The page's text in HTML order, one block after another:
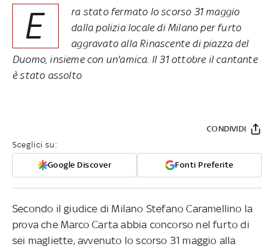
E
ra stato fermato lo scorso 31 maggio
dalla polizia locale di Milano per furto
aggravato alla Rinascente di piazza del
Duomo, insieme con un'amica. Il 31 ottobre il cantante
è stato assolto
Sceglici su:
Google Discover Fonti Preferite
CONDIVIDI
Secondo il giudice di Milano Stefano Caramellino la
prova che Marco Carta abbia concorso nel furto di
sei magliette, avvenuto lo scorso 31 maggio alla